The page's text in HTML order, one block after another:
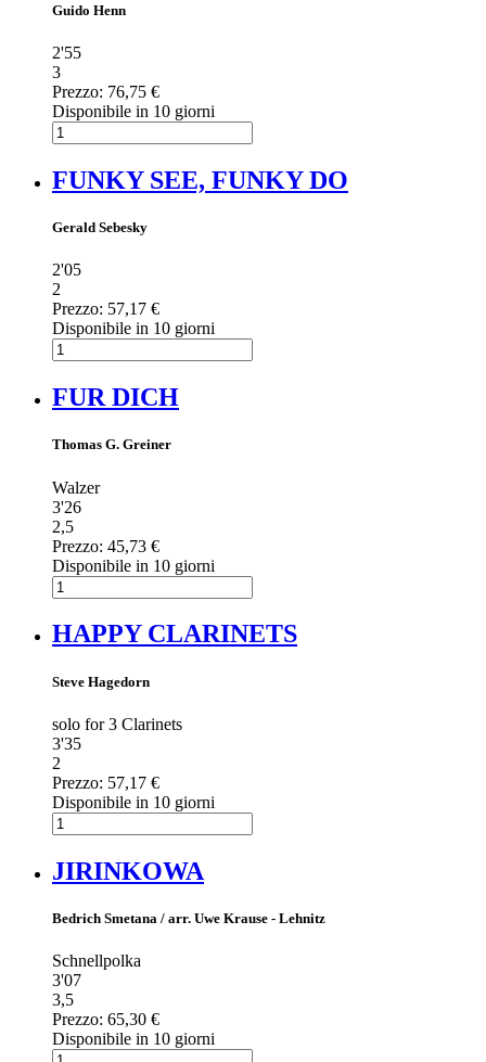
Guido Henn
2'55
3
Prezzo: 76,75 €
Disponibile in 10 giorni
FUNKY SEE, FUNKY DO
Gerald Sebesky
2'05
2
Prezzo: 57,17 €
Disponibile in 10 giorni
FUR DICH
Thomas G. Greiner
Walzer
3'26
2,5
Prezzo: 45,73 €
Disponibile in 10 giorni
HAPPY CLARINETS
Steve Hagedorn
solo for 3 Clarinets
3'35
2
Prezzo: 57,17 €
Disponibile in 10 giorni
JIRINKOWA
Bedrich Smetana / arr. Uwe Krause - Lehnitz
Schnellpolka
3'07
3,5
Prezzo: 65,30 €
Disponibile in 10 giorni